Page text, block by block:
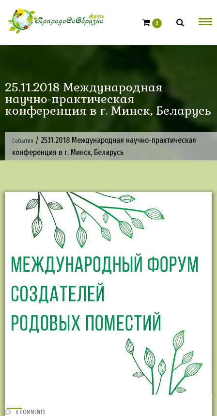
content
0
25.11.2018 Международная
научно-практическая
конференция в г. Минск, Беларусь
События / 25.11.2018 Международная научно-практическая
конференция в г. Минск, Беларусь
0 COMMENTS